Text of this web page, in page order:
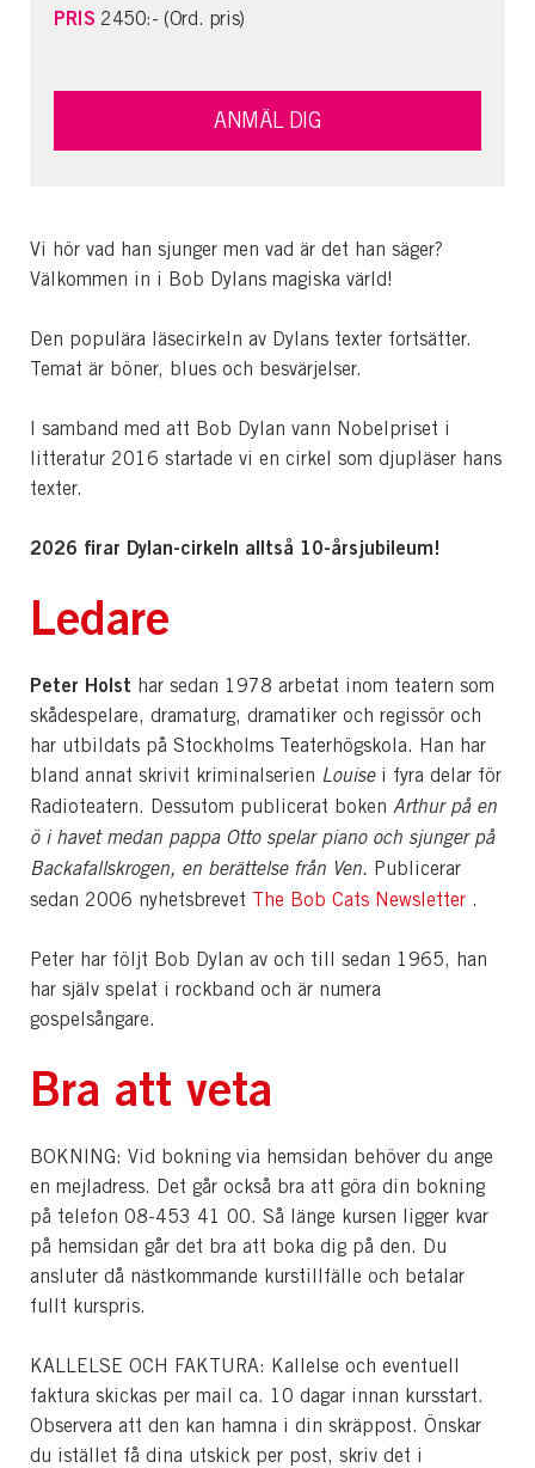
Vi hör vad han sjunger men vad är det han säger?
Välkommen in i Bob Dylans magiska värld!
Den populära läsecirkeln av Dylans texter fortsätter.
Temat är böner, blues och besvärjelser.
I samband med att Bob Dylan vann Nobelpriset i
litteratur 2016 startade vi en cirkel som djupläser hans
texter.
2026 firar Dylan-cirkeln alltså 10-årsjubileum!
Ledare
Peter Holst har sedan 1978 arbetat inom teatern som
skådespelare, dramaturg, dramatiker och regissör och
har utbildats på Stockholms Teaterhögskola. Han har
bland annat skrivit kriminalserien Louisei fyra delar för
Radioteatern. Dessutom publicerat boken Arthur på en
ö i havet medan pappa Otto spelar piano och sjunger på
Backafallskrogen, en berättelse från Ven. Publicerar
sedan 2006 nyhetsbrevet The Bob Cats Newsletter .
Peter har följt Bob Dylan av och till sedan 1965, han
har själv spelat i rockband och är numera
gospelsångare.
Bra att veta
BOKNING: Vid bokning via hemsidan behöver du ange
en mejladress. Det går också bra att göra din bokning
på telefon 08-453 41 00. Så länge kursen ligger kvar
på hemsidan går det bra att boka dig på den. Du
ansluter då nästkommande kurstillfälle och betalar
fullt kurspris.
KALLELSE OCH FAKTURA: Kallelse och eventuell
faktura skickas per mail ca. 10 dagar innan kursstart.
Observera att den kan hamna i din skräppost. Önskar
du istället få dina utskick per post, skriv det i
PRIS 2450:- (Ord. pris)
ANMÄL DIG